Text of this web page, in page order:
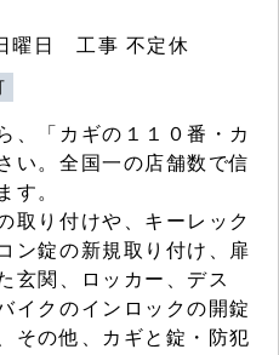
曜日 工事 不定休
、「カギの１１０番・カ
い。全国一の店舗数で信
す。
取り付けや、キーレック
ン錠の新規取り付け、扉
玄関、ロッカー、デス
イクのインロックの開錠
その他、カギと錠・防犯